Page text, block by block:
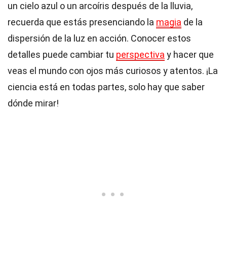
un cielo azul o un arcoíris después de la lluvia,
recuerda que estás presenciando la magia de la
dispersión de la luz en acción. Conocer estos
detalles puede cambiar tu perspectiva y hacer que
veas el mundo con ojos más curiosos y atentos. ¡La
ciencia está en todas partes, solo hay que saber
dónde mirar!